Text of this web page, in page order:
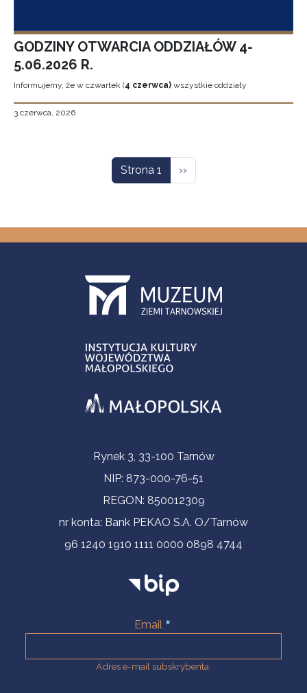
GODZINY OTWARCIA ODDZIAŁÓW 4-
5.06.2026 R.
Informujemy, że w czwartek (4 czerwca) wszystkie oddziały
3 czerwca, 2026
Strona 1 Następna strona
››
Informacje kontaktoweRynek 3, 33-100 Tarnów
NIP: 873-000-76-51
REGON: 850012309
nr konta: Bank PEKAO S.A. O/Tarnów
96 1240 1910 1111 0000 0898 4744
Email
Adres e-mail subskrybenta.